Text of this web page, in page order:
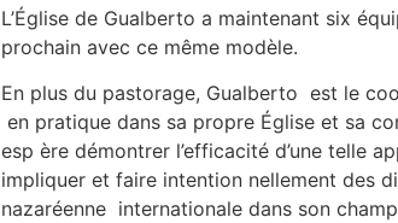
L’Église de Gualberto a maintenant six
prochain avec ce même modèle.
En plus du pastorage, Gualberto est le
en pratique dans sa propre Église et sa
esp ère démontrer l’efficacité d’une telle
impliquer et faire intention nellement des
nazaréenne internationale dans son